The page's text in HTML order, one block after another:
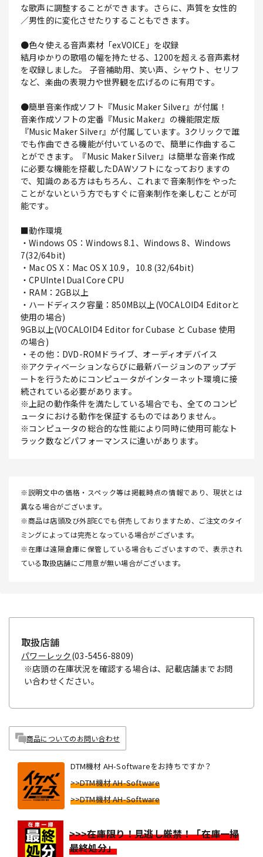
な歌声に調整することができます。さらに、声質を女性的
／男性的に変化させたりすることもできます。
●色々使える音声素材「exVOICE」を収録
結月ゆかりの歌唱の幅を持たせる、1200を超える音声素材
を収録しました。 子音補助用、笑い声、シャウト、セリフ
など、楽曲の表現力や世界観を広げるのに有用です。
●簡単音楽作成ソフト『Music Maker Silver』が付属！
音楽作成ソフトの定番『Music Maker』の機能限定版
『Music Maker Silver』が付属しています。3クリックで誰
でも作曲できる機能が付いているので、簡単に作曲するこ
とができます。『Music Maker Silver』は簡単な音楽作成
に必要な機能を搭載したDAWソフトになっておりますの
で、知識のある方はもちろん、これまで音楽制作をやった
ことがないという方でもすぐに音楽制作を楽しむことが可
能です。
■動作環境
・Windows OS：Windows 8.1、Windows 8、Windows
7(32/64bit)
・Mac OS X：Mac OS X 10.9， 10.8 (32/64bit)
・CPUIntel Dual Core CPU
・RAM：2GB以上
・ハードディスク容量：850MB以上(VOCALOID4 Editorと
使用の場合)
9GB以上(VOCALOID4 Editor for Cubase と Cubase 使用
の場合)
・その他：DVD-ROMドライブ、オーディオデバイス
※アクティベーションならびに最新バージョンのアップデ
ートを行うためにコンピュータがインターネット環境に接
続されている必要があります。
※上記の動作条件を満たしている場合でも、全てのコンピ
ュータにおける動作を保証するものではありません。
※コンピュータの総合的な性能により同時に使用可能なト
ラック数などパフォーマンスに違いがあります。
※説明文中の価格・スペック等は掲載時点の情報であり、現状とは
異なる場合がございます。
※商品は店頭及び外部ECでも併売しておりますため、ご注文のタイ
ミングによっては完売となっている場合がございます。
※在庫は遠隔倉庫に保管している場合もございますので、表示され
ている取扱店舗にご用意が無い場合がございます。
取扱店舗
パワーレック (03-5456-8809)
※店頭の在庫状況を確認する場合は、記載店舗までお問
い合わせください。
商品についてのお問い合わせ
DTM機材 AH-Softwareをお持ちですか？
>>DTM機材 AH-Software
>>DTM機材 AH-Software
>>>在庫限り！見逃し厳禁！「在庫一掃
最終処分」